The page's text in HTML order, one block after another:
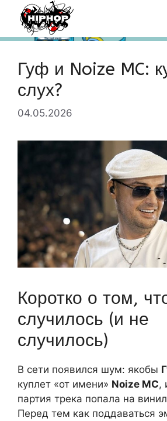
Перейти
содержимому
Гуф и Noize MC:
слух?
04.05.2026
Коротко о том,
случилось (и не
случилось)
В сети появился шум: якобы
куплет «от имени» Noize MC,
партия трека попала на
Перед тем как поддаваться